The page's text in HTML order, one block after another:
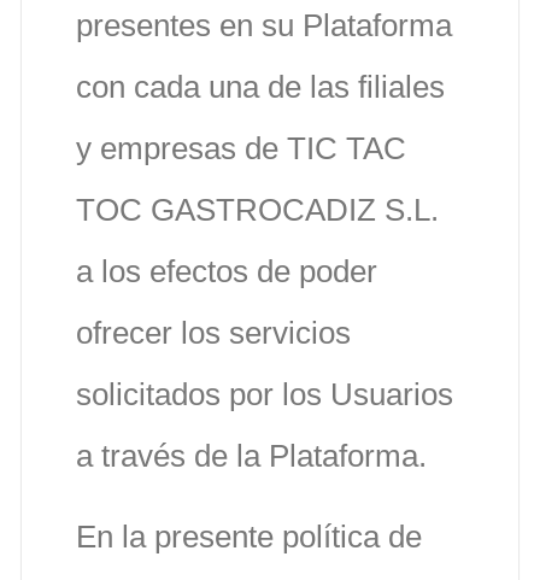
presentes en su Plataforma
con cada una de las filiales
y empresas de TIC TAC
TOC GASTROCADIZ S.L.
a los efectos de poder
ofrecer los servicios
solicitados por los Usuarios
a través de la Plataforma.
En la presente política de